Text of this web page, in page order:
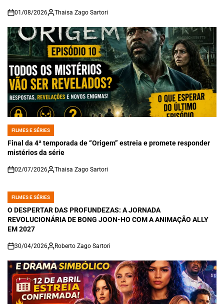
on
01/08/2026 Thaisa Zago Sartori
POSTED
IN
FILMES E SÉRIES
Final da 4ª temporada de “Origem” estreia e promete responder
mistérios da série
on
02/07/2026 Thaisa Zago Sartori
POSTED
IN
FILMES E SÉRIES
O DESPERTAR DAS PROFUNDEZAS: A JORNADA
REVOLUCIONÁRIA DE BONG JOON-HO COM A ANIMAÇÃO ALLY
EM 2027
on
30/04/2026 Roberto Zago Sartori